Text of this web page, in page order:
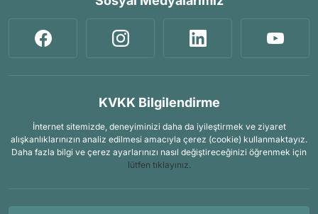
KVKK Bilgilendirme
İnternet sitemizde, deneyiminizi daha da iyileştirmek ve ziyaret
alışkanlıklarınızın analiz edilmesi amacıyla çerez (cookie) kullanmaktayız.
Daha fazla bilgi ve çerez ayarlarınızı nasıl değiştireceğinizi öğrenmek için
lütfen tıklayınız.